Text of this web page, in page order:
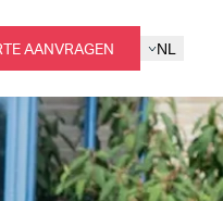
AANVRAGEN NL